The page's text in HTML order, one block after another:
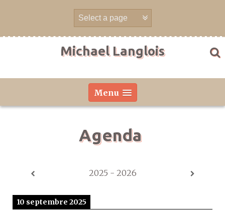
Michael Langlois
Menu
Agenda
2025 - 2026
10 septembre 2025